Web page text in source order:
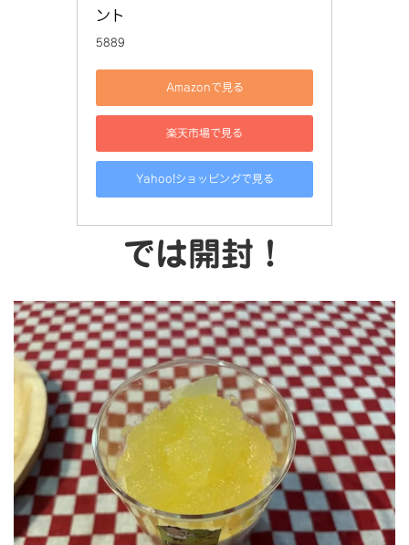
ント
5889
Amazonで見る
楽天市場で見る
Yahoo!ショッピングで見る
では開封！